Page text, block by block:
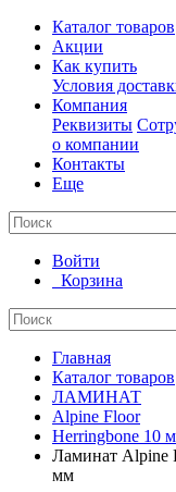
Каталог товаров
Акции
Как купить
Условия
Компания
Реквизиты
о компании
Контакты
Еще
Войти
Корзина
Главная
Каталог товаров
ЛАМИНАТ
Alpine Floor
Herringbone 10
Ламинат Alpine
мм